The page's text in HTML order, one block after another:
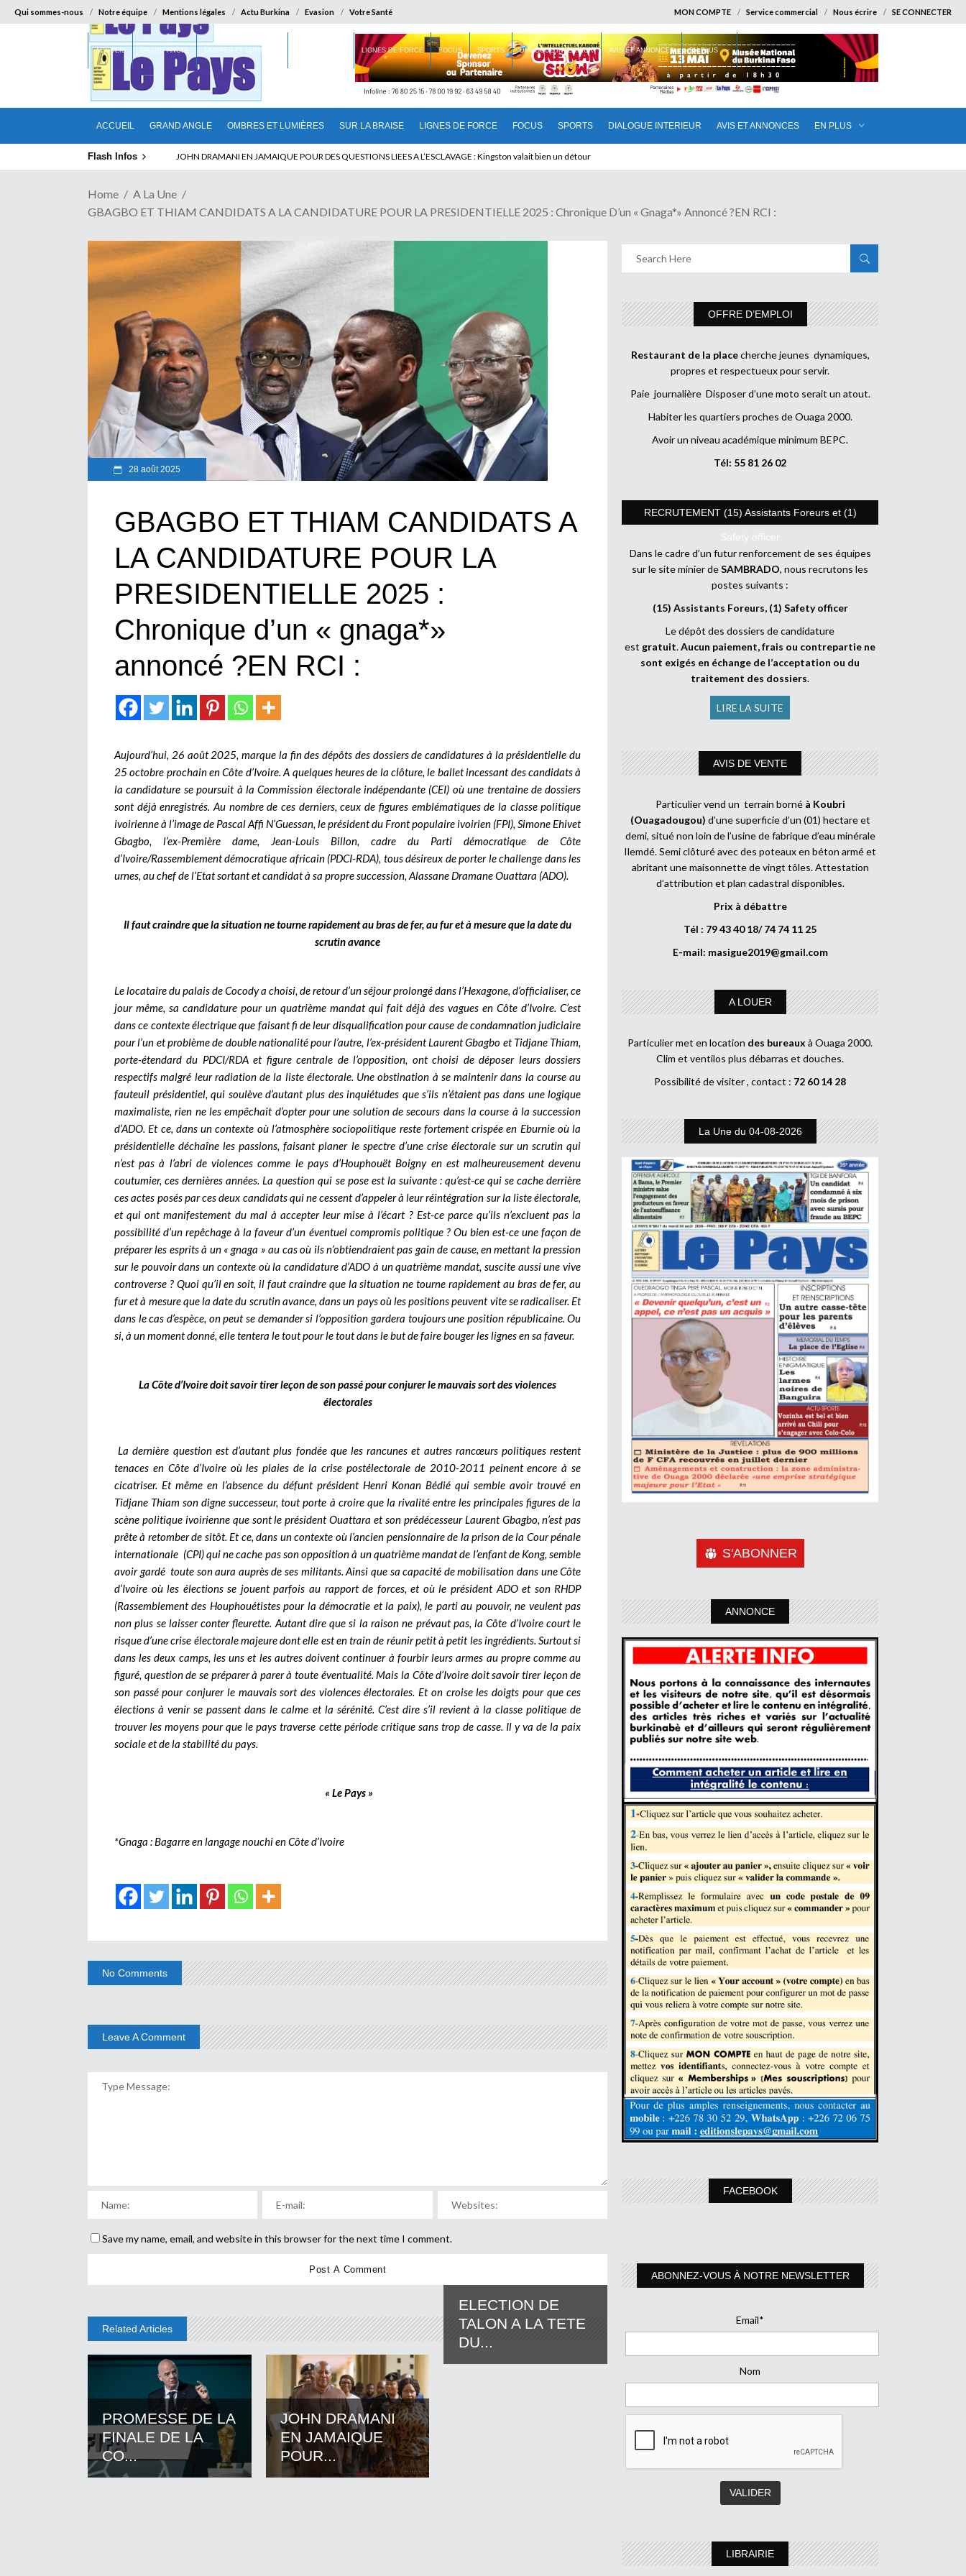
Qui sommes-nous Notre équipe Mentions légales Actu Burkina Evasion Votre Santé MON COMPTE Service commercial Nous écrire SE CONNECTER
ACCUEIL GRAND ANGLE OMBRES ET LUMIÈRES SUR LA BRAISE LIGNES DE FORCE FOCUS SPORTS DIALOGUE INTERIEUR AVIS ET ANNONCES EN PLUS
ACCUEIL GRAND ANGLE OMBRES ET LUMIÈRES LIGNES DE FORCE FOCUS SPORTS DIALOGUE INTERIEUR AVIS ET ANNONCES EN PLUS
Flash Infos ELECTION DE TALON A LA TETE DU SENAT BENINOIS : Quand Patrice quitte le pouvoir sans partir !
Home
A La Une
GBAGBO ET THIAM CANDIDATS A LA CANDIDATURE POUR LA PRESIDENTIELLE 2025 : Chronique D’un « Gnaga*» Annoncé ?EN RCI :
28 août 2025
GBAGBO ET THIAM CANDIDATS A
LA CANDIDATURE POUR LA
PRESIDENTIELLE 2025 :
Chronique d’un « gnaga*»
annoncé ?EN RCI :
Aujourd’hui, 26 août 2025, marque la fin des dépôts des dossiers de candidatures à la présidentielle du
25 octobre prochain en Côte d’Ivoire. A quelques heures de la clôture, le ballet incessant des candidats à
la candidature se poursuit à la Commission électorale indépendante (CEI) où une trentaine de dossiers
sont déjà enregistrés. Au nombre de ces derniers, ceux de figures emblématiques de la classe politique
ivoirienne à l’image de Pascal Affi N’Guessan, le président du Front populaire ivoirien (FPI), Simone Ehivet
Gbagbo, l’ex-Première dame, Jean-Louis Billon, cadre du Parti démocratique de Côte
d’Ivoire/Rassemblement démocratique africain (PDCI-RDA), tous désireux de porter le challenge dans les
urnes, au chef de l’Etat sortant et candidat à sa propre succession, Alassane Dramane Ouattara (ADO).
Il faut craindre que la situation ne tourne rapidement au bras de fer, au fur et à mesure que la date du
scrutin avance
Le locataire du palais de Cocody a choisi, de retour d’un séjour prolongé dans l’Hexagone, d’officialiser, ce
jour même, sa candidature pour un quatrième mandat qui fait déjà des vagues en Côte d’Ivoire. C’est
dans ce contexte électrique que faisant fi de leur disqualification pour cause de condamnation judiciaire
pour l’un et problème de double nationalité pour l’autre, l’ex-président Laurent Gbagbo et Tidjane Thiam,
porte-étendard du PDCI/RDA et figure centrale de l’opposition, ont choisi de déposer leurs dossiers
respectifs malgré leur radiation de la liste électorale. Une obstination à se maintenir dans la course au
fauteuil présidentiel, qui soulève d’autant plus des inquiétudes que s’ils n’étaient pas dans une logique
maximaliste, rien ne les empêchait d’opter pour une solution de secours dans la course à la succession
d’ADO. Et ce, dans un contexte où l’atmosphère sociopolitique reste fortement crispée en Eburnie où la
présidentielle déchaîne les passions, faisant planer le spectre d’une crise électorale sur un scrutin qui
n’est pas à l’abri de violences comme le pays d’Houphouët Boigny en est malheureusement devenu
coutumier, ces dernières années. La question qui se pose est la suivante : qu’est-ce qui se cache derrière
ces actes posés par ces deux candidats qui ne cessent d’appeler à leur réintégration sur la liste électorale,
et qui ont manifestement du mal à accepter leur mise à l’écart ? Est-ce parce qu’ils n’excluent pas la
possibilité d’un repêchage à la faveur d’un éventuel compromis politique ? Ou bien est-ce une façon de
préparer les esprits à un « gnaga » au cas où ils n’obtiendraient pas gain de cause, en mettant la pression
sur le pouvoir dans un contexte où la candidature d’ADO à un quatrième mandat, suscite aussi une vive
controverse ? Quoi qu’il en soit, il faut craindre que la situation ne tourne rapidement au bras de fer, au
fur et à mesure que la date du scrutin avance, dans un pays où les positions peuvent vite se radicaliser. Et
dans le cas d’espèce, on peut se demander si l’opposition gardera toujours une position républicaine. Ou
si, à un moment donné, elle tentera le tout pour le tout dans le but de faire bouger les lignes en sa faveur.
La Côte d’Ivoire doit savoir tirer leçon de son passé pour conjurer le mauvais sort des violences
électorales
La dernière question est d’autant plus fondée que les rancunes et autres rancœurs politiques restent
tenaces en Côte d’Ivoire où les plaies de la crise postélectorale de 2010-2011 peinent encore à se
cicatriser. Et même en l’absence du défunt président Henri Konan Bédié qui semble avoir trouvé en
Tidjane Thiam son digne successeur, tout porte à croire que la rivalité entre les principales figures de la
scène politique ivoirienne que sont le président Ouattara et son prédécesseur Laurent Gbagbo, n’est pas
prête à retomber de sitôt. Et ce, dans un contexte où l’ancien pensionnaire de la prison de la Cour pénale
internationale (CPI) qui ne cache pas son opposition à un quatrième mandat de l’enfant de Kong, semble
avoir gardé toute son aura auprès de ses militants. Ainsi que sa capacité de mobilisation dans une Côte
d’Ivoire où les élections se jouent parfois au rapport de forces, et où le président ADO et son RHDP
(Rassemblement des Houphouétistes pour la démocratie et la paix), le parti au pouvoir, ne veulent pas
non plus se laisser conter fleurette. Autant dire que si la raison ne prévaut pas, la Côte d’Ivoire court le
risque d’une crise électorale majeure dont elle est en train de réunir petit à petit les ingrédients. Surtout si
dans les deux camps, les uns et les autres doivent continuer à fourbir leurs armes au propre comme au
figuré, question de se préparer à parer à toute éventualité. Mais la Côte d’Ivoire doit savoir tirer leçon de
son passé pour conjurer le mauvais sort des violences électorales. Et on croise les doigts pour que ces
élections à venir se passent dans le calme et la sérénité. C’est dire s’il revient à la classe politique de
trouver les moyens pour que le pays traverse cette période critique sans trop de casse. Il y va de la paix
sociale et de la stabilité du pays.
« Le Pays »
*Gnaga : Bagarre en langage nouchi en Côte d’Ivoire
No Comments
Leave A Comment
Save my name, email, and website in this browser for the next time I comment.
Related Articles
PROMESSE DE LA
FINALE DE LA
CO...
JOHN DRAMANI
EN JAMAIQUE
POUR...
ELECTION DE
TALON A LA TETE
DU...
OFFRE D’EMPLOI
Restaurant de la placecherche jeunes dynamiques,
propres et respectueux pour servir.
Paie journalière Disposer d’une moto serait un atout.
Habiter les quartiers proches de Ouaga 2000.
Avoir un niveau académique minimum BEPC.
Tél: 55 81 26 02
RECRUTEMENT (15) Assistants Foreurs et (1)
Safety officer
Dans le cadre d’un futur renforcement de ses équipes
sur le site minier deSAMBRADO, nous recrutons les
postes suivants :
(15) Assistants Foreurs, (1) Safety officer
Le dépôt des dossiers de candidature
est gratuit.Aucun paiement, frais ou contrepartie ne
sont exigés en échange de l’acceptation ou du
traitement des dossiers.
LIRE LA SUITE
AVIS DE VENTE
Particulier vend un terrain borné à Koubri
(Ouagadougou) d’une superficie d’un (01) hectare et
demi, situé non loin de l’usine de fabrique d’eau minérale
Ilemdé. Semi clôturé avec des poteaux en béton armé et
abritant une maisonnette de vingt tôles. Attestation
d’attribution et plan cadastral disponibles.
Prix à débattre
Tél : 79 43 40 18/ 74 74 11 25
E-mail: masigue2019@gmail.com
A LOUER
Particulier met en location des bureaux à Ouaga 2000.
Clim et ventilos plus débarras et douches.
Possibilité de visiter , contact : 72 60 14 28
La Une du 04-08-2026
S'ABONNER
ANNONCE
FACEBOOK
ABONNEZ-VOUS À NOTRE NEWSLETTER
Email*
Nom
LIBRAIRIE